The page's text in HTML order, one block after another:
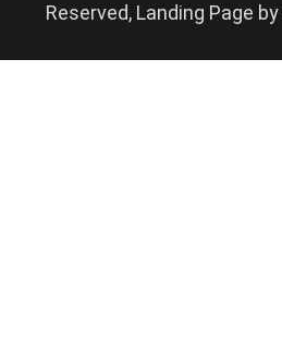
Reserved, Landing Page by